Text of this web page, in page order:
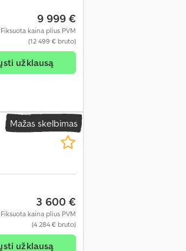
9 999 €
Fiksuota kaina plius PVM
(12 499 € bruto)
užklausą
Mažas skelbimas
3 600 €
Fiksuota kaina plius PVM
(4 284 € bruto)
užklausą